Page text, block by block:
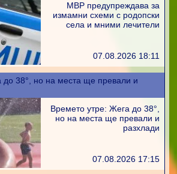
МВР предупреждава за
измамни схеми с родопски
села и мними лечители
07.08.2026 18:11
до 38°, но на места ще превали и
Времето утре: Жега до 38°,
но на места ще превали и
разхлади
07.08.2026 17:15